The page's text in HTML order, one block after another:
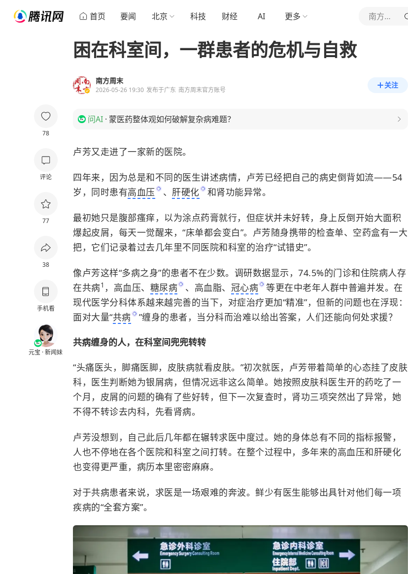
首页 要闻 北京 科技 财经 AI 更多 南方周末
78
评论
77
38
手机看
元宝 · 新闻妹
困在科室间，一群患者的危机与自救
南方周末
2026-05-26 19:30 发布于广东 南方周末官方账号
关注
问AI · 蒙医药整体观如何破解复杂病难题？
卢芳又走进了一家新的医院。
四年来，因为总是和不同的医生讲述病情，卢芳已经把自己的病史倒背如流——54
岁，同时患有高血压 、 肝硬化 和肾功能异常。
最初她只是腹部瘙痒，以为涂点药膏就行，但症状并未好转，身上反倒开始大面积
爆起皮屑，每天一觉醒来，“床单都会变白”。卢芳随身携带的检查单、空药盒有一大
把，它们记录着过去几年里不同医院和科室的治疗“试错史”。
像卢芳这样“多病之身”的患者不在少数。调研数据显示，74.5%的门诊和住院病人存
在共病1 ，高血压、 糖尿病 、高血脂、 冠心病
等更在中老年人群中普遍并发。在
现代医学分科体系越来越完善的当下，对症治疗更加“精准”，但新的问题也在浮现：
面对大量“共病 ”缠身的患者，当分科而治难以给出答案，人们还能向何处求援？
共病缠身的人，在科室间兜兜转转
“头痛医头，脚痛医脚，皮肤病就看皮肤。”初次就医，卢芳带着简单的心态挂了皮肤
科，医生判断她为银屑病，但情况远非这么简单。她按照皮肤科医生开的药吃了一
个月，皮屑的问题的确有了些好转，但下一次复查时，肾功三项突然出了异常，她
不得不转诊去内科，先看肾病。
卢芳没想到，自己此后几年都在辗转求医中度过。她的身体总有不同的指标报警，
人也不停地在各个医院和科室之间打转。在整个过程中，多年来的高血压和肝硬化
也变得更严重，病历本里密密麻麻。
对于共病患者来说，求医是一场艰难的奔波。鲜少有医生能够出具针对他们每一项
疾病的“全套方案”。